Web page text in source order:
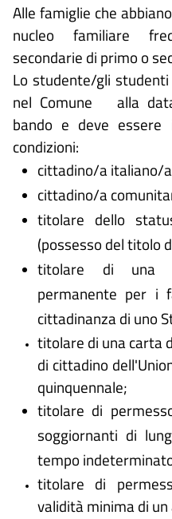
Alle famiglie che
nucleo familiare
secondarie di primo o
Lo studente/gli
nel Comune alla
bando e deve
condizioni:
cittadino/a italiano/
cittadino/a
titolare dello
(possesso del titolo
titolare di una
permanente per i
cittadinanza di uno
titolare di una carta
di cittadino
quinquennale;
titolare di
soggiornanti di
tempo
titolare di
validità minima di un